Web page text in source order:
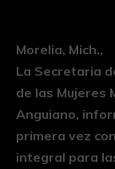
Morelia, Mich.,
La Secretaria
de las Mujeres
Anguiano,
primera vez
integral para